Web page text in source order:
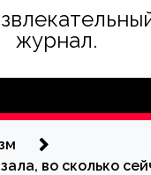
журнал.
во сколько